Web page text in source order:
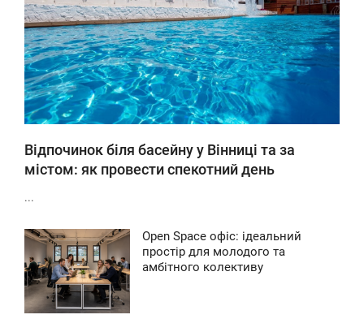
89
Відпочинок біля басейну у Вінниці та за
містом: як провести спекотний день
...
Open Space офіс: ідеальний
простір для молодого та
амбітного колективу